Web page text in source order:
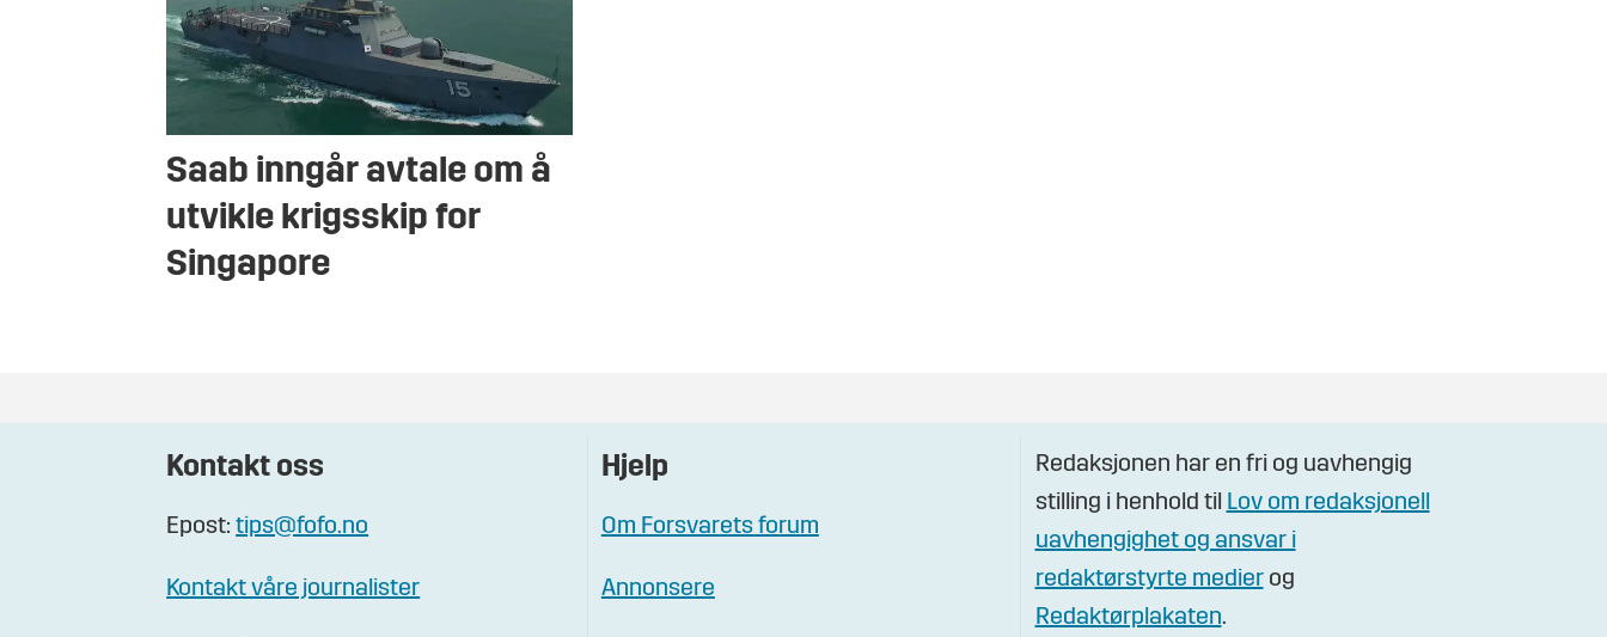
Saab inngår avtale om å
utvikle krigsskip for
Singapore
Kontakt oss
Epost:tips@fofo.no
Kontakt våre journalister
Hjelp
Om Forsvarets forum
Annonsere
Redaksjonen har en fri og uavhengig
stilling i henhold til Lov om redaksjonell
uavhengighet og ansvar i
redaktørstyrte medierog
Redaktørplakaten.